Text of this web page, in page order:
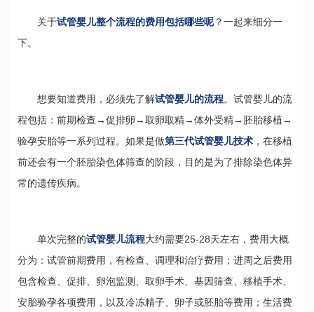
关于试管婴儿整个流程的费用包括哪些呢 ？一起来细分一
下。
想要知道费用，必须先了解试管婴儿的流程。试管婴儿的流
程包括：前期检查→促排卵→取卵取精→体外受精→胚胎移植→
验孕安胎等一系列过程。如果是做第三代试管婴儿技术 ，在移植
前还会有一个胚胎染色体筛查的阶段，目的是为了排除染色体异
常的遗传疾病。
单次完整的试管婴儿流程大约需要25-28天左右，费用大概
分为：试管前期费用，有检查、调理和治疗费用；进周之后费用
包含检查、促排、卵泡监测、取卵手术、基因筛查、移植手术、
安胎验孕各项费用，以及冷冻精子、卵子或胚胎等费用；生活费